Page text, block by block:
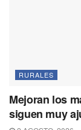
RURALES
Mejoran los
siguen muy